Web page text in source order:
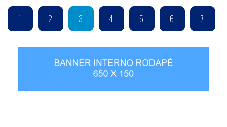
1 2 3 4 5 6 7